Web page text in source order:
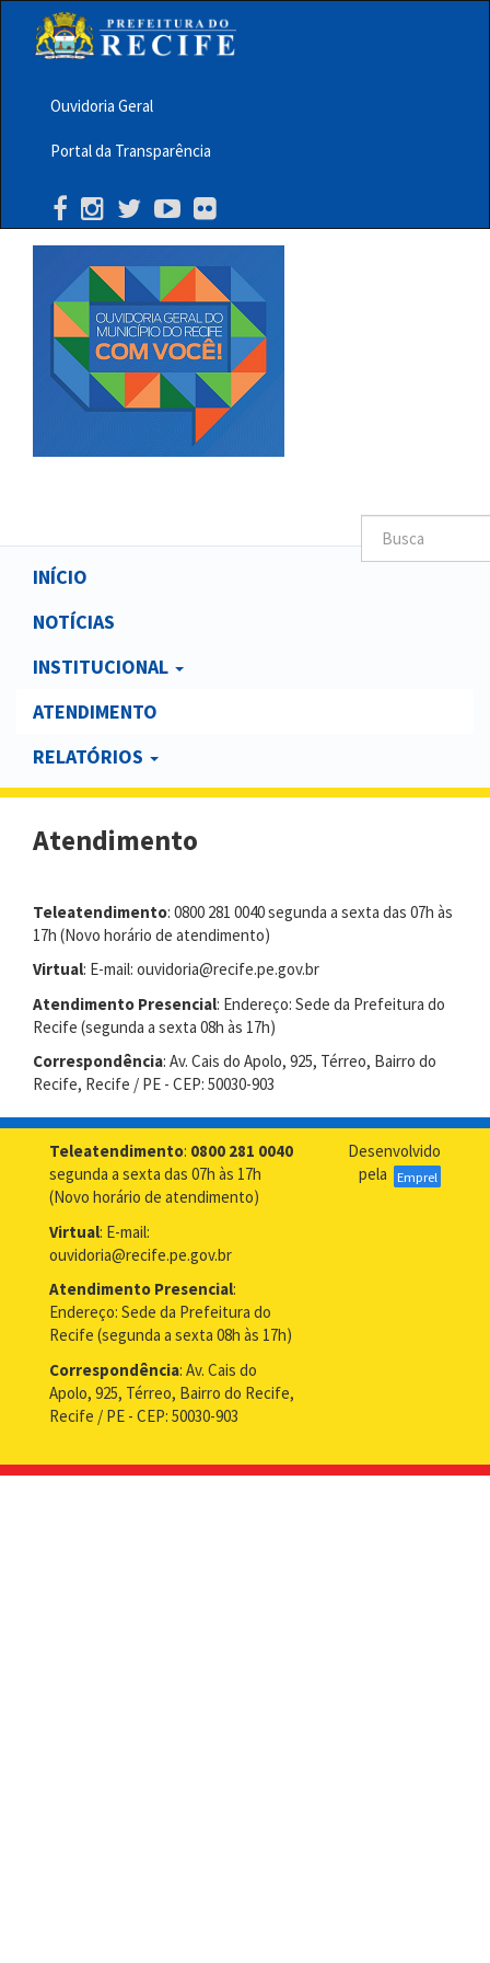
principalMenu
Barra
Topo
PCR
Ouvidoria Geral
Portal da Transparência
Main
navigation
INÍCIO
NOTÍCIAS
INSTITUCIONAL
ATENDIMENTO
RELATÓRIOS
Atendimento
Teleatendimento: 0800 281 0040 segunda a sexta das 07h às
17h (Novo horário de atendimento)
Virtual: E-mail: ouvidoria@recife.pe.gov.br
Atendimento Presencial: Endereço: Sede da Prefeitura do
Recife (segunda a sexta 08h às 17h)
Correspondência: Av. Cais do Apolo, 925, Térreo, Bairro do
Recife, Recife / PE - CEP: 50030-903
Teleatendimento: 0800 281 0040
segunda a sexta das 07h às 17h
(Novo horário de atendimento)
Virtual: E-mail:
ouvidoria@recife.pe.gov.br
Atendimento Presencial:
Endereço: Sede da Prefeitura do
Recife (segunda a sexta 08h às 17h)
Correspondência: Av. Cais do
Apolo, 925, Térreo, Bairro do Recife,
Recife / PE - CEP: 50030-903
Desenvolvido
pela
Emprel